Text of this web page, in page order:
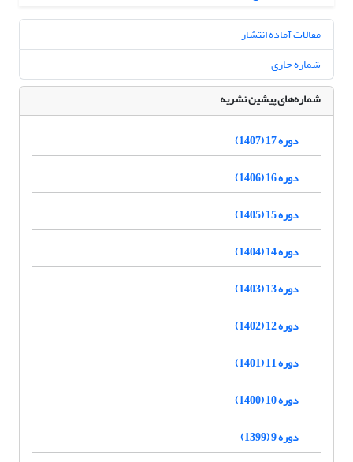
مقالات آماده انتشار
شماره جاری
شماره‌های پیشین نشریه
دوره 17 (1407)
دوره 16 (1406)
دوره 15 (1405)
دوره 14 (1404)
دوره 13 (1403)
دوره 12 (1402)
دوره 11 (1401)
دوره 10 (1400)
دوره 9 (1399)